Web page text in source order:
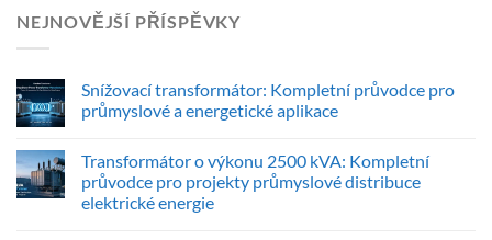
NEJNOVĚJŠÍ PŘÍSPĚVKY
Snížovací transformátor: Kompletní průvodce pro
průmyslové a energetické aplikace
Transformátor o výkonu 2500 kVA: Kompletní
průvodce pro projekty průmyslové distribuce
elektrické energie